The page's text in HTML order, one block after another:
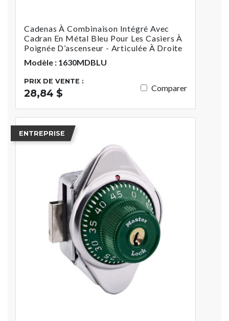
Cadenas À Combinaison Intégré Avec
Cadran En Métal Bleu Pour Les Casiers À
Poignée D’ascenseur - Articulée À Droite
Modèle : 1630MDBLU
PRIX DE VENTE :
28,84 $ Comparer
ENTREPRISE